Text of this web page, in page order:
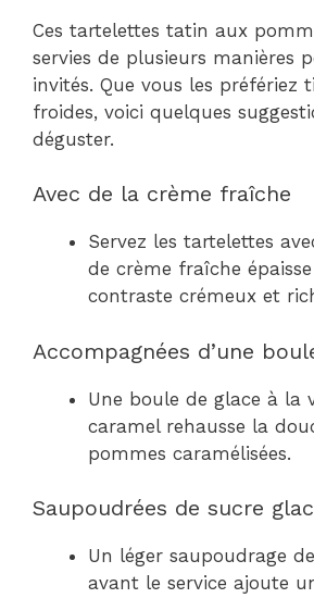
Ces tartelettes tatin aux
servies de plusieurs manières
invités. Que vous les préfériez
froides, voici quelques
déguster.
Avec de la crème fraîche
Servez les tartelettes
de crème fraîche
contraste crémeux et
Accompagnées d’une
Une boule de glace à la
caramel rehausse la
pommes caramélisées.
Saupoudrées de sucre
Un léger saupoudrage
avant le service ajoute